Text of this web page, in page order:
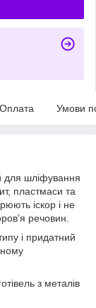
Оплата Умови
для шліфування
пластмаси та
іскор і не
речовин.
і придатний
з металів